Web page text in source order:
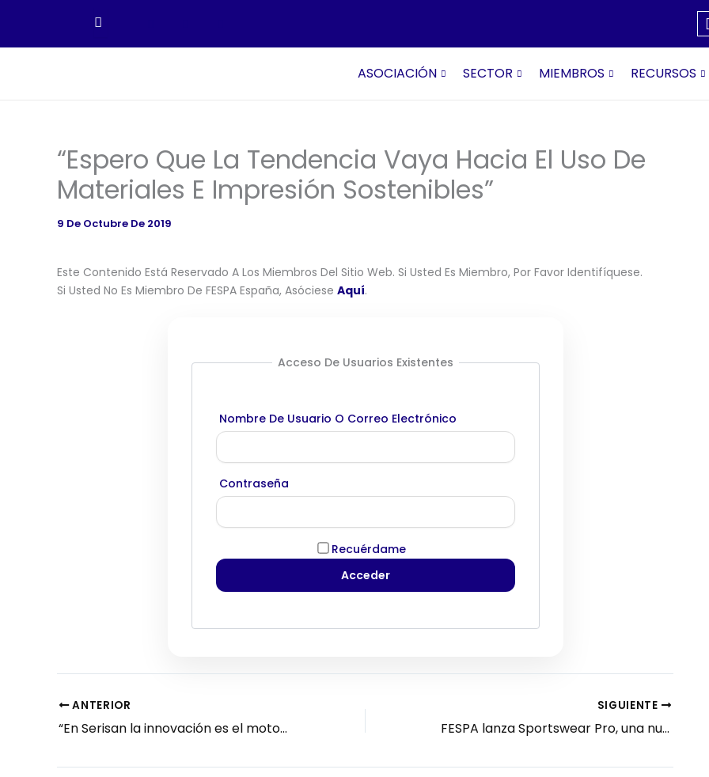
Contenido
ASOCIACIÓN SECTOR MIEMBROS RECURSOS
“Espero Que La Tendencia Vaya Hacia El Uso De
Materiales E Impresión Sostenibles”
9 De Octubre De 2019
Este Contenido Está Reservado A Los Miembros Del Sitio Web. Si Usted Es Miembro, Por Favor Identifíquese.
Si Usted No Es Miembro De FESPA España, Asóciese Aquí.
Acceso De Usuarios Existentes
Nombre De Usuario O Correo Electrónico
Contraseña
Recuérdame
ANTERIOR
“En Serisan la innovación es el motor que nos mueve y nos permite crecer”
SIGUIENTE
FESPA lanza Sportswear Pro, una nueva exposición dedicada a la ropa deportiva que se estrenará en FESPA Madrid 2020